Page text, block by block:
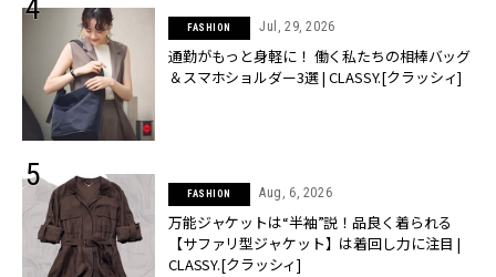
FASHION Jul, 29, 2026
通勤がもっと身軽に！ 働く私たちの相棒バッグ
＆スマホショルダー3選 | CLASSY.[クラッシィ]
FASHION Aug, 6, 2026
万能ジャケットは“半袖”説！品良く着られる
【サファリ型ジャケット】は着回し力に注目 |
CLASSY.[クラッシィ]